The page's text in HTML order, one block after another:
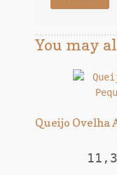
You may
Queijo Ovelha